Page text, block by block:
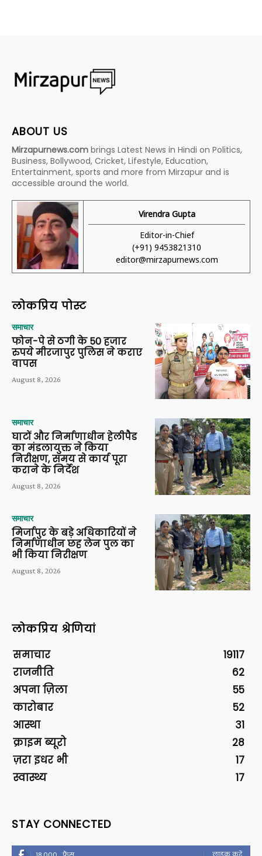
ABOUT US
Mirzapurnews.com brings Latest News in Hindi on Politics,
Business, Bollywood, Cricket, Lifestyle, Education,
Entertainment, sports and more from Mirzapur and is
accessible around the world.
Virendra Gupta
Editor-in-Chief
(+91) 9453821310
editor@mirzapurnews.com
लोकप्रिय पोस्ट
समाचार
फोन-पे से ठगी के 50 हजार
रुपये मीरजापुर पुलिस ने कराए
वापस
August 8, 2026
समाचार
घाटों और निर्माणाधीन हेलीपैड
का मंडलायुक्त ने किया
निरीक्षण, समय से कार्य पूरा
कराने के निर्देश
August 8, 2026
समाचार
मिर्जापुर के बड़े अधिकारियों ने
निर्माणाधीन छह लेन पुल का
भी किया निरीक्षण
August 8, 2026
लोकप्रिय श्रेणियां
समाचार
19117
राजनीति
62
अपना ज़िला
55
कारोबार
52
आस्था
31
क्राइम ब्यूरो
28
ज़रा इधर भी
17
स्वास्थ्य
17
STAY CONNECTED